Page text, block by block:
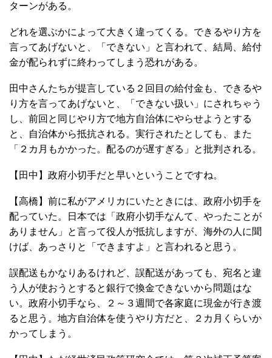
ターンがある。
どれを選ぶかによって大きく違ってくる。できるやり方を
言ってあげないと、「できない」と言われて、結局、給付
金が配られずに終わってしまう恐れがある。
田中さんたちが提言している２回目の給付金も、できるや
り方を言ってあげないと、「できない扱い」にされちゃう
し、前回と同じやり方で地方自治体にやらせようとする
と、自治体から抵抗される。実行されたとしても、また
「２カ月もかかった。配るのが遅すぎる」と批判される。
【田中】政府小切手だと早いということですね。
【高橋】前に私がアメリカにいたときには、政府小切手を
配っていた。日本では「政府小切手なんて、やったことが
ありません」と言って役人が抵抗しますが、海外の人に聞
けば、あっさりと「できますよ」と言われると思う。
誤配送もかなりあるけれど、誤配送があっても、宛名と違
う人が使おうとすると銀行で換金できないから問題はな
い。政府小切手なら、２～３週間で各家庭に現金が行き渡
ると思う。地方自治体を使うやり方だと、２カ月くらいか
かってしまう。